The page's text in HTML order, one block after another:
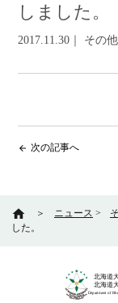
しました。
2017.11.30｜ その他
arrow_back 次の記事へ
home ＞ ニュース >
した。
北海道
北海道
Department of